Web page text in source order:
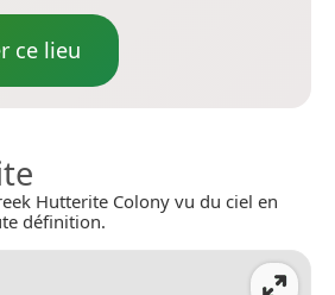
ce lieu
Hutterite Colony vu du ciel en
définition.